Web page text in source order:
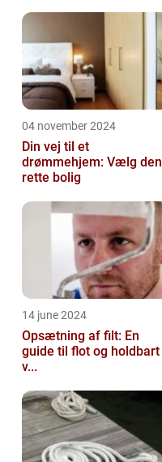
04 november 2024
Din vej til et
drømmehjem: Vælg den
rette bolig
14 june 2024
Opsætning af filt: En
guide til flot og holdbart
v...